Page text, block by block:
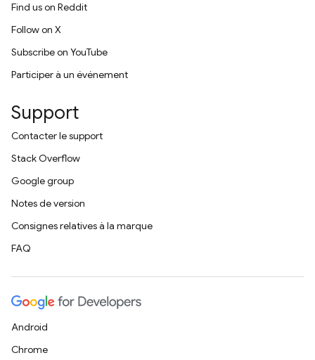
Find us on Reddit
Follow on X
Subscribe on YouTube
Participer à un événement
Support
Contacter le support
Stack Overflow
Google group
Notes de version
Consignes relatives à la marque
FAQ
Android
Chrome